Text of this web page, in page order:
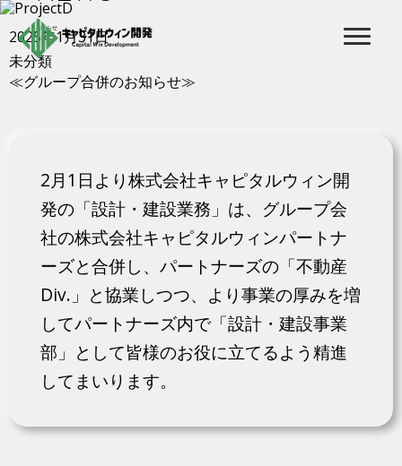
お知らせ
2025年1月31日
未分類
≪グループ合併のお知らせ≫
2月1日より株式会社キャピタルウィン開
発の「設計・建設業務」は、グループ会
社の株式会社キャピタルウィンパートナ
ーズと合併し、パートナーズの「不動産
Div.」と協業しつつ、より事業の厚みを増
してパートナーズ内で「設計・建設事業
部」として皆様のお役に立てるよう精進
してまいります。